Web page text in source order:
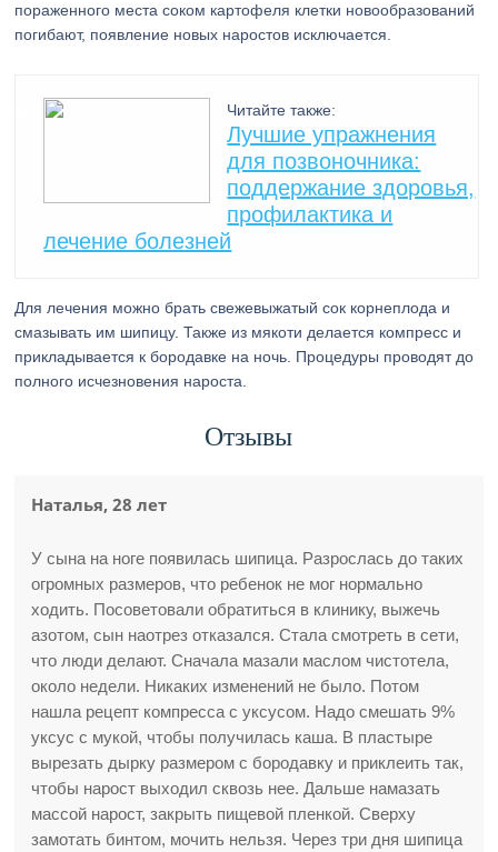
пораженного места соком картофеля клетки новообразований
погибают, появление новых наростов исключается.
Читайте также:
Лучшие упражнения
для позвоночника:
поддержание здоровья,
профилактика и
лечение болезней
Для лечения можно брать свежевыжатый сок корнеплода и
смазывать им шипицу. Также из мякоти делается компресс и
прикладывается к бородавке на ночь. Процедуры проводят до
полного исчезновения нароста.
Отзывы
Наталья, 28 лет
У сына на ноге появилась шипица. Разрослась до таких
огромных размеров, что ребенок не мог нормально
ходить. Посоветовали обратиться в клинику, выжечь
азотом, сын наотрез отказался. Стала смотреть в сети,
что люди делают. Сначала мазали маслом чистотела,
около недели. Никаких изменений не было. Потом
нашла рецепт компресса с уксусом. Надо смешать 9%
уксус с мукой, чтобы получилась каша. В пластыре
вырезать дырку размером с бородавку и приклеить так,
чтобы нарост выходил сквозь нее. Дальше намазать
массой нарост, закрыть пищевой пленкой. Сверху
замотать бинтом, мочить нельзя. Через три дня шипица